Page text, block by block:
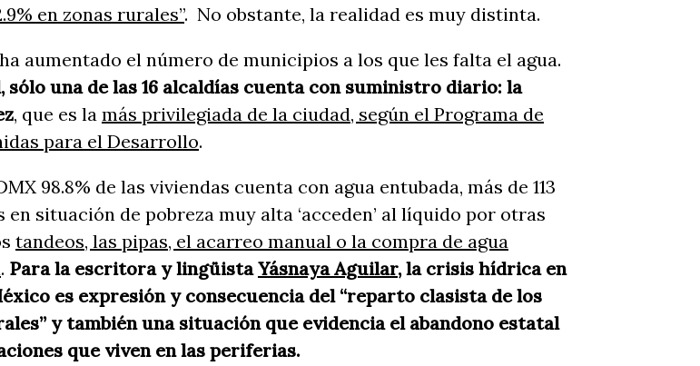
en zonas rurales”. No obstante, la realidad es muy distinta.
aumentado el número de municipios a los que les falta el agua.
sólo una de las 16 alcaldías cuenta con suministro diario: la
, que es la más privilegiada de la ciudad, según el Programa de
para el Desarrollo.
98.8% de las viviendas cuenta con agua entubada, más de 113
en situación de pobreza muy alta ‘acceden’ al líquido por otras
tandeos, las pipas, el acarreo manual o la compra de agua
. Para la escritora y lingüistaYásnaya Aguilar, la crisis hídrica en
es expresión y consecuencia del “reparto clasista de los
y también una situación que evidencia el abandono estatal
que viven en las periferias.